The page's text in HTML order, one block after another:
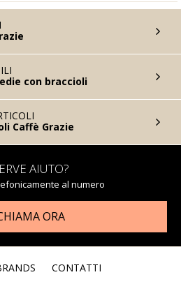
con braccioli
Caffè Grazie
AIUTO?
al numero
ORA
CONTATTI